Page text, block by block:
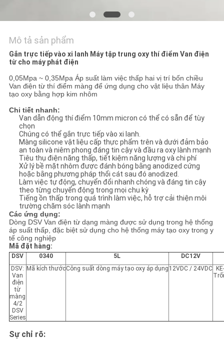
SHOW
SƠ
ĐỒ
TRANG
WEB
PRIVACY
POLICY
Mô tả sản phẩm
Gắn trực tiếp vào xi lanh Máy tập trung oxy thí điểm Van điện
từ cho máy phát điện
0,05Mpa ~ 0,35Mpa Áp suất làm việc thấp hai vị trí bốn chiều
Van điện từ thí điểm màng để ứng dụng cho vật liệu thân Máy
tạo oxy bằng hợp kim nhôm
Chi tiết nhanh:
Van dẫn động thí điểm 10mm micron có thể có sẵn để tùy
chọn
Chúng có thể gắn trực tiếp vào xi lanh.
Màng silicone vật liệu cấp thực phẩm trên và dưới đảm bảo
an toàn và niêm phong đáng tin cậy và đầu ra oxy lành mạnh
Tiêu thụ điện năng thấp, tiết kiệm năng lượng và chi phí
Xử lý bề mặt nhôm được đánh bóng bằng anodized cứng
hoặc bằng phương pháp thổi cát sau đó anodized.
Làm việc tự động, chuyển đổi nhanh chóng và đáng tin cậy
theo từng chuyển động trong mọi chu kỳ
Tiếng ồn thấp trong quá trình làm việc, hỗ trợ cải thiện môi
trường chăm sóc lành mạnh
Các ứng dụng:
Dòng DSV Van điện từ dạng màng được sử dụng trong hệ thống
áp suất thấp, đặc biệt sử dụng cho hệ thống máy tạo oxy trong y
tế công nghiệp
Mã đặt hàng:
DSV 0340 5L
DC12V
DSV:
Van
điện
từ
màng
4/2
DSV
Series
Mã kích thướcCông suất dòng máy tạo oxy áp dụng 12VDC / 24VDC
Sự chỉ rõ: